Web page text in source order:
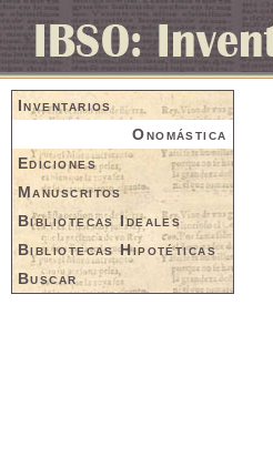
Inventarios
Onomástica
Ediciones
Manuscritos
Bibliotecas Ideales
Bibliotecas Hipotéticas
Buscar